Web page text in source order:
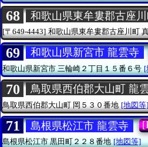
68 和歌山県東牟婁郡古座
[〒649-4443] 和歌山県東牟婁郡古座川町
69 和歌山県新宮市 龍雲寺
和歌山県新宮市三輪崎２丁目１５番６号 [
70 鳥取県西伯郡大山町 龍
鳥取県西伯郡大山町 岡５３０番地 [地図等]
71 島根県松江市 龍雲寺
島根県松江市黒田町２２８番地 [地図等]